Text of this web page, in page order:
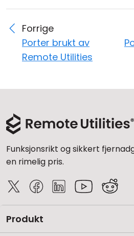
Forrige
Porter brukt av
Remote Utilities
Funksjonsrikt og sikkert
en rimelig pris.
Produkt